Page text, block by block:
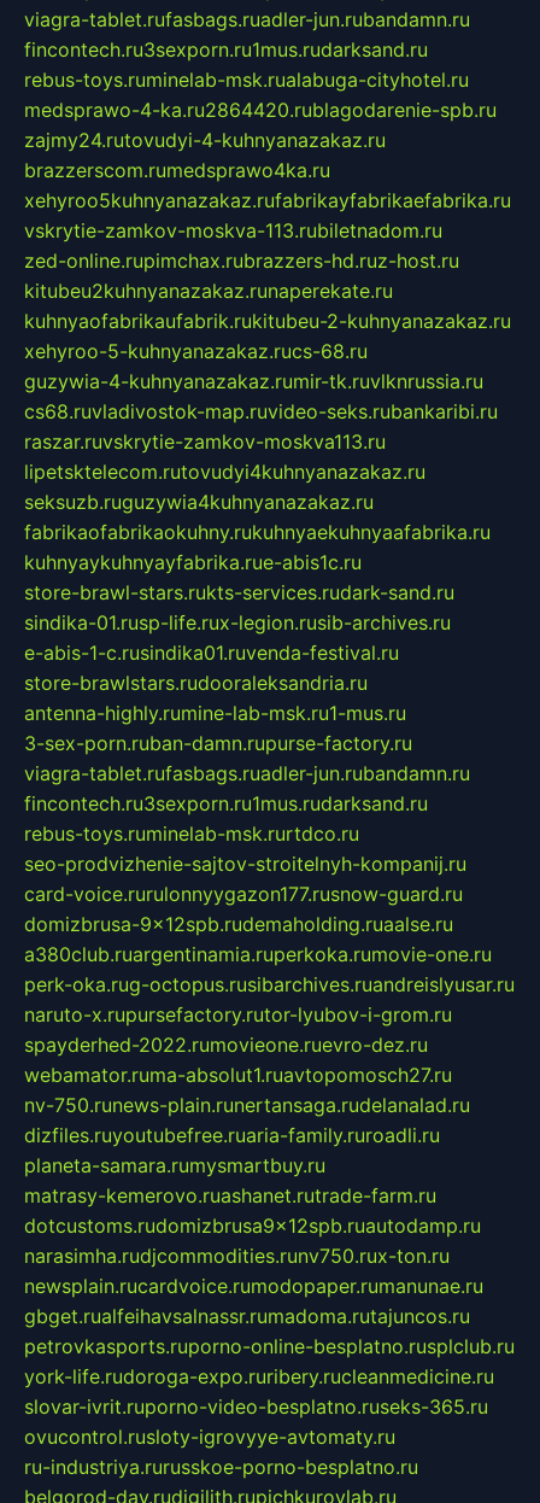
viagra-tablet.rufasbags.ruadler-jun.rubandamn.ru
fincontech.ru3sexporn.ru1mus.rudarksand.ru
rebus-toys.ruminelab-msk.rualabuga-cityhotel.ru
medsprawo-4-ka.ru2864420.rublagodarenie-spb.ru
zajmy24.rutovudyi-4-kuhnyanazakaz.ru
brazzerscom.rumedsprawo4ka.ru
xehyroo5kuhnyanazakaz.rufabrikayfabrikaefabrika.ru
vskrytie-zamkov-moskva-113.rubiletnadom.ru
zed-online.rupimchax.rubrazzers-hd.ruz-host.ru
kitubeu2kuhnyanazakaz.runaperekate.ru
kuhnyaofabrikaufabrik.rukitubeu-2-kuhnyanazakaz.ru
xehyroo-5-kuhnyanazakaz.rucs-68.ru
guzywia-4-kuhnyanazakaz.rumir-tk.ruvlknrussia.ru
cs68.ruvladivostok-map.ruvideo-seks.rubankaribi.ru
raszar.ruvskrytie-zamkov-moskva113.ru
lipetsktelecom.rutovudyi4kuhnyanazakaz.ru
seksuzb.ruguzywia4kuhnyanazakaz.ru
fabrikaofabrikaokuhny.rukuhnyaekuhnyaafabrika.ru
kuhnyaykuhnyayfabrika.rue-abis1c.ru
store-brawl-stars.rukts-services.rudark-sand.ru
sindika-01.rusp-life.rux-legion.rusib-archives.ru
e-abis-1-c.rusindika01.ruvenda-festival.ru
store-brawlstars.rudooraleksandria.ru
antenna-highly.rumine-lab-msk.ru1-mus.ru
3-sex-porn.ruban-damn.rupurse-factory.ru
viagra-tablet.rufasbags.ruadler-jun.rubandamn.ru
fincontech.ru3sexporn.ru1mus.rudarksand.ru
rebus-toys.ruminelab-msk.rurtdco.ru
seo-prodvizhenie-sajtov-stroitelnyh-kompanij.ru
card-voice.rurulonnyygazon177.rusnow-guard.ru
domizbrusa-9x12spb.rudemaholding.ruaalse.ru
a380club.ruargentinamia.ruperkoka.rumovie-one.ru
perk-oka.rug-octopus.rusibarchives.ruandreislyusar.ru
naruto-x.rupursefactory.rutor-lyubov-i-grom.ru
spayderhed-2022.rumovieone.ruevro-dez.ru
webamator.ruma-absolut1.ruavtopomosch27.ru
nv-750.runews-plain.runertansaga.rudelanalad.ru
dizfiles.ruyoutubefree.ruaria-family.ruroadli.ru
planeta-samara.rumysmartbuy.ru
matrasy-kemerovo.ruashanet.rutrade-farm.ru
dotcustoms.rudomizbrusa9x12spb.ruautodamp.ru
narasimha.rudjcommodities.runv750.rux-ton.ru
newsplain.rucardvoice.rumodopaper.rumanunae.ru
gbget.rualfeihavsalnassr.rumadoma.rutajuncos.ru
petrovkasports.ruporno-online-besplatno.rusplclub.ru
york-life.rudoroga-expo.ruribery.rucleanmedicine.ru
slovar-ivrit.ruporno-video-besplatno.ruseks-365.ru
ovucontrol.rusloty-igrovyye-avtomaty.ru
ru-industriya.rurusskoe-porno-besplatno.ru
belgorod-day.rudigilith.rupichkurovlab.ru